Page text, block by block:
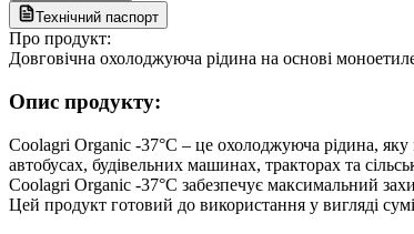
Технічний паспорт
Про продукт:
Довговічна охолоджуюча рідина на основі
Опис продукту:
Coolagri Organic -37°C – це охолоджуюча рідина, яку
автобусах, будівельних машинах, тракторах та
Coolagri Organic -37°C забезпечує максимальний
Цей продукт готовий до використання у вигляді